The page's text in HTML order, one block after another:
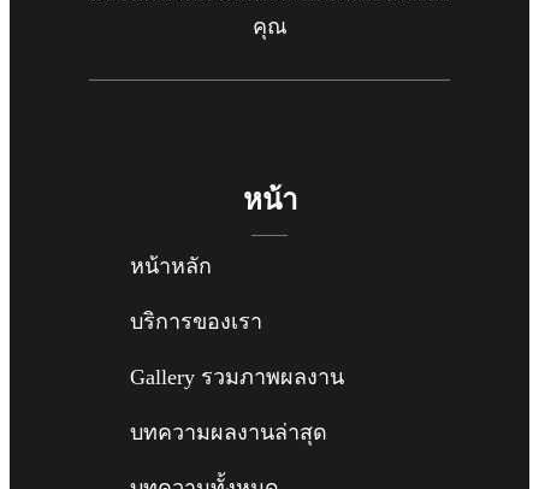
คุณ
หน้า
หน้าหลัก
บริการของเรา
Gallery รวมภาพผลงาน
บทความผลงานล่าสุด